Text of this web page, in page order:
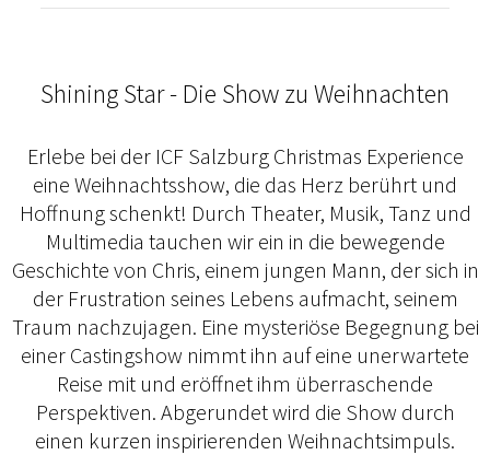
Shining Star - Die Show zu Weihnachten
Erlebe bei der ICF Salzburg Christmas Experience
eine Weihnachtsshow, die das Herz berührt und
Hoffnung schenkt! Durch Theater, Musik, Tanz und
Multimedia tauchen wir ein in die bewegende
Geschichte von Chris, einem jungen Mann, der sich in
der Frustration seines Lebens aufmacht, seinem
Traum nachzujagen. Eine mysteriöse Begegnung bei
einer Castingshow nimmt ihn auf eine unerwartete
Reise mit und eröffnet ihm überraschende
Perspektiven. Abgerundet wird die Show durch
einen kurzen inspirierenden Weihnachtsimpuls.